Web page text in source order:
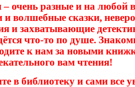
очень разные и на любой
и волшебные сказки,
и захватывающие
что-то по душе.
к нам за новыми
вам чтения!
в библиотеку и сами все